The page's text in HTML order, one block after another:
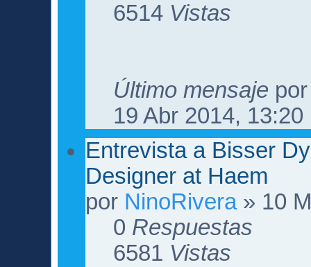
6514 Vistas
Último mensaje
19 Abr 2014, 13:20
Entrevista a Bisser
Designer at Haem
por NinoRivera» 10
0 Respuestas
6581 Vistas